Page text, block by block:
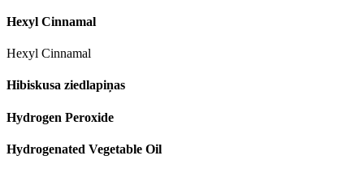
Hexyl Cinnamal
Hexyl Cinnamal
Hibiskusa ziedlapiņas
Hydrogen Peroxide
Hydrogenated Vegetable Oil